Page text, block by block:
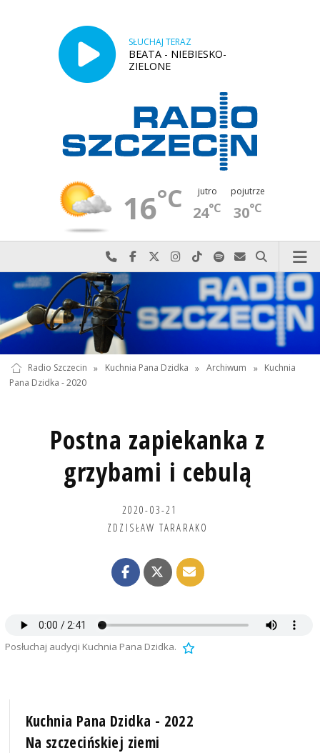
SŁUCHAJ TERAZ
BEATA - NIEBIESKO-
ZIELONE
16°C jutro
24°C
pojutrze
30°C
Najlepiej po prostu do nas zadzwoń
Odwiedź nas na Facebook-u
Odwiedź nas na X
Odwiedź nas na Instagram-ie
Odwiedź nas na TikTok-u
Szukaj nas na Spotify
Wyślij do nas
Szukaj
Radio Szczecin » Kuchnia Pana Dzidka » Archiwum » Kuchnia
Pana Dzidka - 2020
Postna zapiekanka z
grzybami i cebulą
2020-03-21
ZDZISŁAW TARARAKO
Posłuchaj audycji Kuchnia Pana Dzidka.
Kuchnia Pana Dzidka - 2022
Na szczecińskiej ziemi